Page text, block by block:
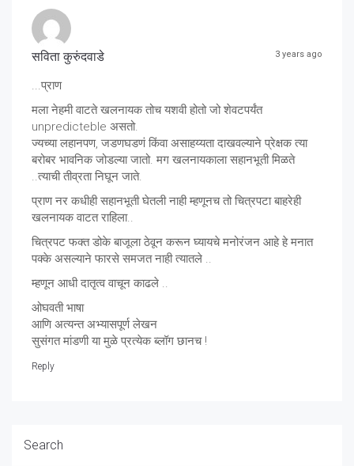
सविता कुरुंदवाडे 3 years ago
...प्राण
मला नेहमी वाटते खलनायक तोच यशवी होतो जो शेवटपर्यंत
unpredicteble असतो.
ज्यच्या लहानपण, जडणघडणं किंवा असाहय्यता दाखवल्याने प्रेक्षक त्या
बरोबर भावनिक जोडल्या जातो. मग खलनायकाला सहानभूती मिळते
..त्याची तीव्रता निघून जाते.
प्राण नर कधीही सहानभूती घेतली नाही म्हणूनच तो चित्रपटा बाहरेही
खलनायक वाटत राहिला..
चित्रपट फक्त डोके बाजूला ठेवून करून घ्यायचे मनोरंजन आहे हे मनात
पक्के असल्याने फारसे समजत नाही त्यातले ..
म्हणून आधी दातृत्व वाचून काढले ..
ओघवती भाषा
आणि अत्यन्त अभ्यासपूर्ण लेखन
सुसंगत मांडणी या मुळे प्रत्येक ब्लॉग छानच !
Reply
Search